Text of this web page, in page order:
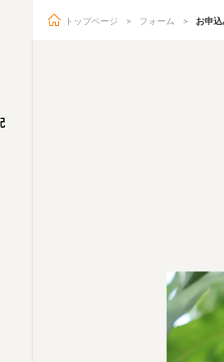
ビオ・マルシェ
トップページ フォーム お申